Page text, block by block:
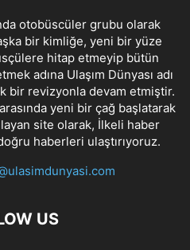
otobüscüler grubu olarak
bir kimliğe, yeni bir yüze
hitap etmeyip bütün
adına Ulaşım Dünyası adı
bir revizyonla devam etmiştir.
yeni bir çağ başlatarak
site olarak, İlkeli haber
haberleri ulaştırıyoruz.
US